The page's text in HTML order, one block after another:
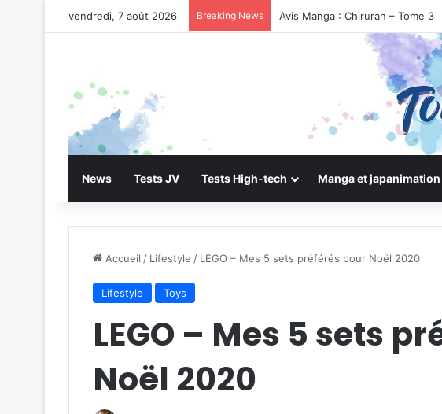
vendredi, 7 août 2026 Breaking News Avis Manga : Chiruran – Tome 3
News Tests JV Tests High-tech Manga et japanimation
Accueil / Lifestyle / LEGO – Mes 5 sets préférés pour Noël 2020
Lifestyle Toys
LEGO – Mes 5 sets
Noël 2020